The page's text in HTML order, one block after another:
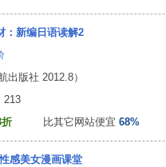
：新编日语读解2
版社 2012.8）
：213
比其它网站便宜 68%
感美女漫画课堂